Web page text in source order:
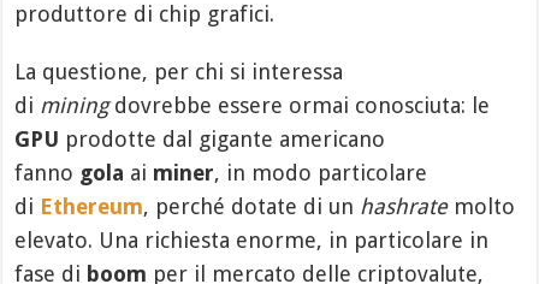
produttore di chip grafici.
La questione, per chi si interessa
di miningdovrebbe essere ormai conosciuta: le
GPU prodotte dal gigante americano
fanno gola ai miner, in modo particolare
di Ethereum, perché dotate di un hashratemolto
elevato. Una richiesta enorme, in particolare in
fase di boom per il mercato delle criptovalute,